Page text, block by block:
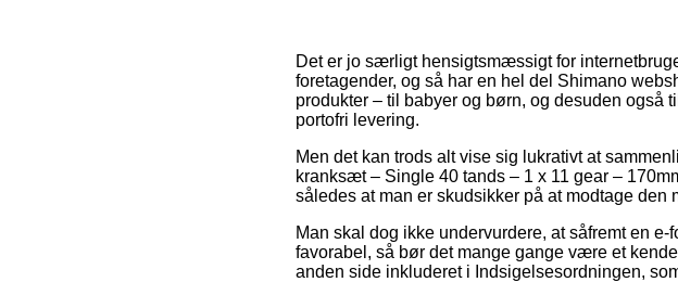
Det er jo særligt hensigtsmæssigt for
foretagender, og så har en hel del Shimano
produkter – til babyer og børn, og desuden
portofri levering.
Men det kan trods alt vise sig lukrativt at
kranksæt – Single 40 tands – 1 x 11 gear –
således at man er skudsikker på at modtage den
Man skal dog ikke undervurdere, at såfremt en
favorabel, så bør det mange gange være et
anden side inkluderet i Indsigelsesordningen,